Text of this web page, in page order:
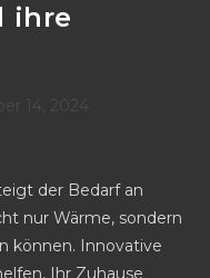
ihre
14, 2024
der Bedarf an
nur Wärme, sondern
können. Innovative
Ihr Zuhause